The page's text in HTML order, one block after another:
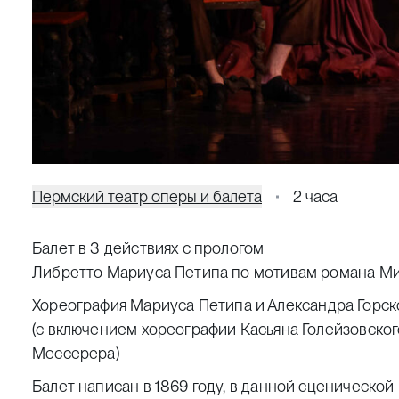
Пермский театр оперы и балета 2 часа
Балет в 3 действиях с прологом
Либретто Мариуса Петипа по мотивам романа
Хореография Мариуса Петипа и Александра
(с включением хореографии Касьяна
Мессерера)
Балет написан в 1869 году, в данной